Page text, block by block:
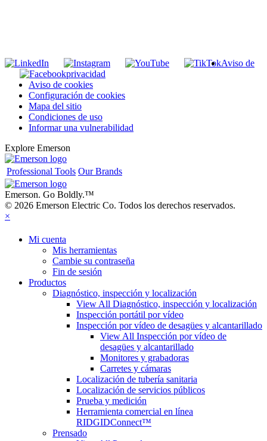
Aviso de
privacidad
Aviso de cookies
Configuración de cookies
Mapa del sitio
Condiciones de uso
Informar una vulnerabilidad
Explore Emerson
Professional Tools Our Brands
Emerson. Go Boldly.™
© 2026 Emerson Electric Co. Todos los derechos reservados.
×
Mi cuenta
Mis herramientas
Cambie su contraseña
Fin de sesión
Productos
Diagnóstico, inspección y localización
View All Diagnóstico, inspección y localización
Inspección portátil por vídeo
Inspección por vídeo de desagües y alcantarillado
View All Inspección por vídeo de
desagües y alcantarillado
Monitores y grabadoras
Carretes y cámaras
Localización de tubería sanitaria
Localización de servicios públicos
Prueba y medición
Herramienta comercial en línea
RIDGIDConnect™
Prensado